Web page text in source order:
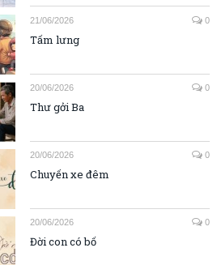
21/06/2026 0
Tấm lưng
20/06/2026 0
Thư gởi Ba
20/06/2026 0
Chuyến xe đêm
20/06/2026 0
Đời con có bố